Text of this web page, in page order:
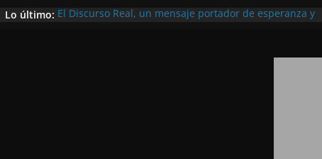
Lo último: El Discurso Real, un mensaje portador de esperanza y
Extranjero: al servicio de los grandes proyectos de